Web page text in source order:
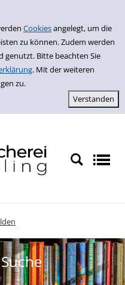
Cookiesangelegt, um die
zu können. Zudem werden
genutzt. Bitte beachten Sie
. Mit der weiteren
zu.